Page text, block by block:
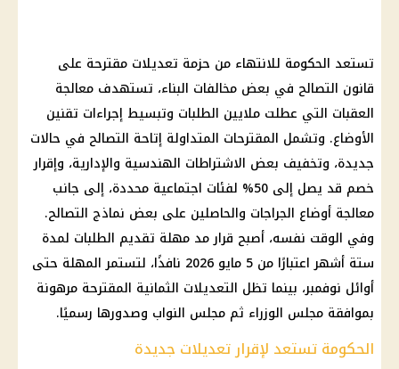
تستعد الحكومة للانتهاء من حزمة تعديلات مقترحة على
قانون التصالح في بعض مخالفات البناء، تستهدف معالجة
العقبات التي عطلت ملايين الطلبات وتبسيط إجراءات تقنين
الأوضاع. وتشمل المقترحات المتداولة إتاحة التصالح في حالات
جديدة، وتخفيف بعض الاشتراطات الهندسية والإدارية، وإقرار
خصم قد يصل إلى 50% لفئات اجتماعية محددة، إلى جانب
معالجة أوضاع الجراجات والحاصلين على بعض نماذج التصالح.
وفي الوقت نفسه، أصبح قرار مد مهلة تقديم الطلبات لمدة
ستة أشهر اعتبارًا من 5 مايو 2026 نافذًا، لتستمر المهلة حتى
أوائل نوفمبر، بينما تظل التعديلات الثمانية المقترحة مرهونة
بموافقة مجلس الوزراء ثم مجلس النواب وصدورها رسميًا.
الحكومة تستعد لإقرار تعديلات جديدة